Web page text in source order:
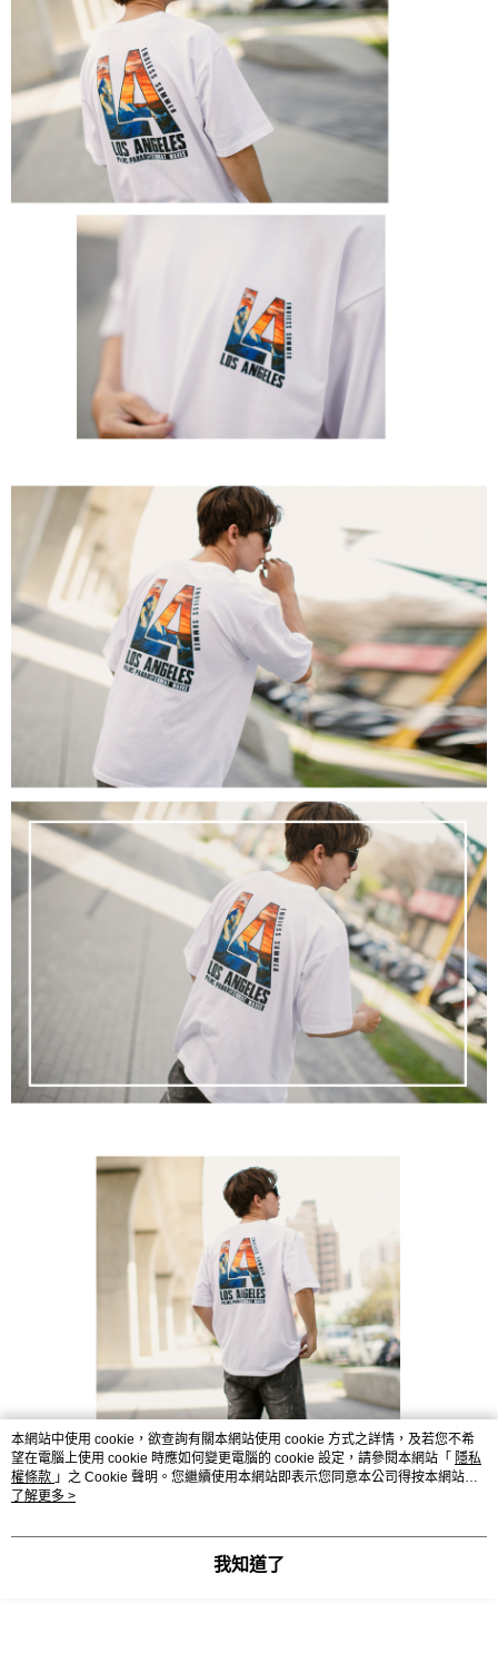
本網站中使用 cookie，欲查詢有關本網站使用 cookie 方式之詳情，及若您不希
望在電腦上使用 cookie 時應如何變更電腦的 cookie 設定，請參閱本網站「 隱私
權條款 」之 Cookie 聲明。您繼續使用本網站即表示您同意本公司得按本網站使
用條款之 Cookie 聲明使用 cookie。
了解更多 >
我知道了